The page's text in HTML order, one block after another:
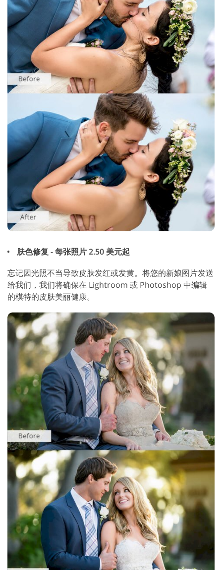
肤色修复 - 每张照片 2.50 美元起
忘记因光照不当导致皮肤发红或发黄。将您的新娘图片发送
给我们，我们将确保在 Lightroom 或 Photoshop 中编辑
的模特的皮肤美丽健康。